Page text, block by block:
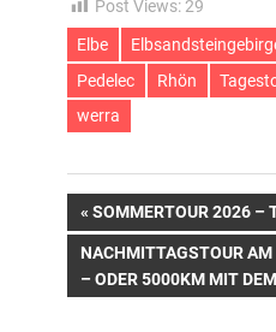
Post Views: 29
Elbe
Pedelec
Rhön
werra
VORHERIGER
BEITRAG:
SOMMERTOUR 2026 –
NÄCHSTER
BEITRAG:
NACHMITTAGSTOUR
– ODER 5000KM MIT